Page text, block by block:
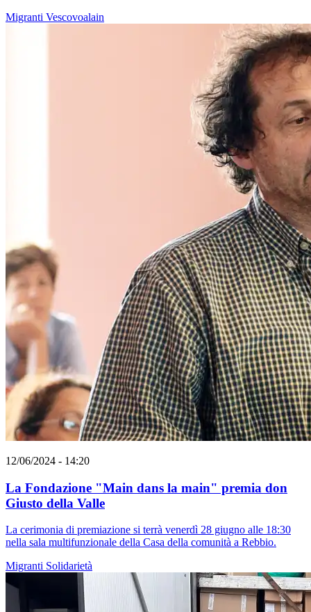
Migranti Vescovoalain
12/06/2024 - 14:20
La Fondazione "Main dans la main" premia don
Giusto della Valle
La cerimonia di premiazione si terrà venerdì 28 giugno alle 18:30
nella sala multifunzionale della Casa della comunità a Rebbio.
Migranti Solidarietà